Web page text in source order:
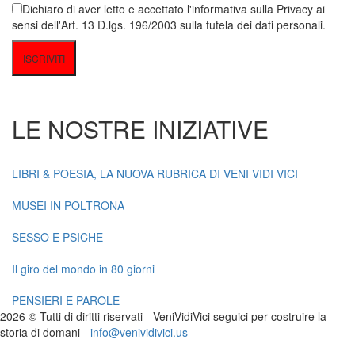
Dichiaro di aver letto e accettato l'informativa sulla Privacy ai
sensi dell'Art. 13 D.lgs. 196/2003 sulla tutela dei dati personali.
LE NOSTRE INIZIATIVE
LIBRI & POESIA, LA NUOVA RUBRICA DI VENI VIDI VICI
MUSEI IN POLTRONA
SESSO E PSICHE
Il giro del mondo in 80 giorni
PENSIERI E PAROLE
2026 © Tutti di diritti riservati - VeniVidiVici seguici per costruire la
storia di domani - info@venividivici.us